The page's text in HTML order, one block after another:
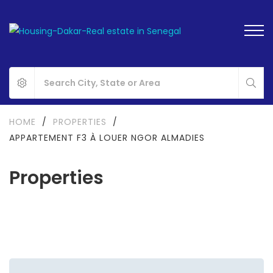
Properties
HOME / PROPERTIES
/
APPARTEMENT F3 À LOUER NGOR ALMADIES